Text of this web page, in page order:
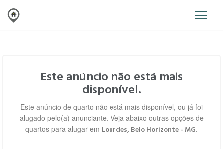
Este anúncio não está mais
disponível.
Este anúncio de quarto não está mais disponível, ou já foi
alugado pelo(a) anunciante. Veja abaixo outras opções de
quartos para alugar em Lourdes, Belo Horizonte - MG.